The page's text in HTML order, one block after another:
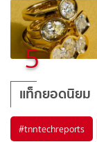
5
แท็กยอดนิยม
#tnntechreports